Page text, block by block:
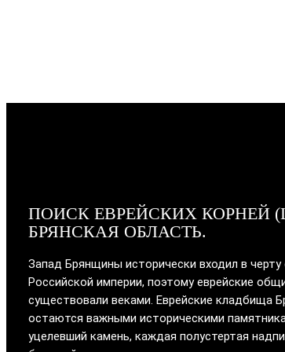
ПОИСК ЕВРЕЙСКИХ КОРНЕЙ
БРЯНСКАЯ ОБЛАСТЬ.
Запад Брянщины исторически входил в
Российской империи, поэтому еврейские
существовали веками. Еврейские кладбища
остаются важными историческими
уцелевший камень, каждая полустертая